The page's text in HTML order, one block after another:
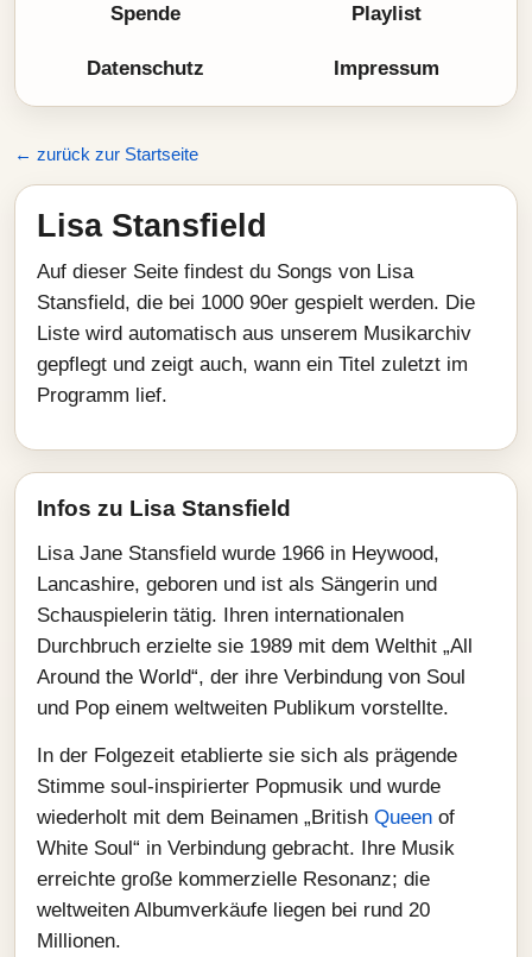
Spende Playlist
Datenschutz Impressum
← zurück zur Startseite
Lisa Stansfield
Auf dieser Seite findest du Songs von Lisa
Stansfield, die bei 1000 90er gespielt werden. Die
Liste wird automatisch aus unserem Musikarchiv
gepflegt und zeigt auch, wann ein Titel zuletzt im
Programm lief.
Infos zu Lisa Stansfield
Lisa Jane Stansfield wurde 1966 in Heywood,
Lancashire, geboren und ist als Sängerin und
Schauspielerin tätig. Ihren internationalen
Durchbruch erzielte sie 1989 mit dem Welthit „All
Around the World“, der ihre Verbindung von Soul
und Pop einem weltweiten Publikum vorstellte.
In der Folgezeit etablierte sie sich als prägende
Stimme soul-inspirierter Popmusik und wurde
wiederholt mit dem Beinamen „British Queen of
White Soul“ in Verbindung gebracht. Ihre Musik
erreichte große kommerzielle Resonanz; die
weltweiten Albumverkäufe liegen bei rund 20
Millionen.